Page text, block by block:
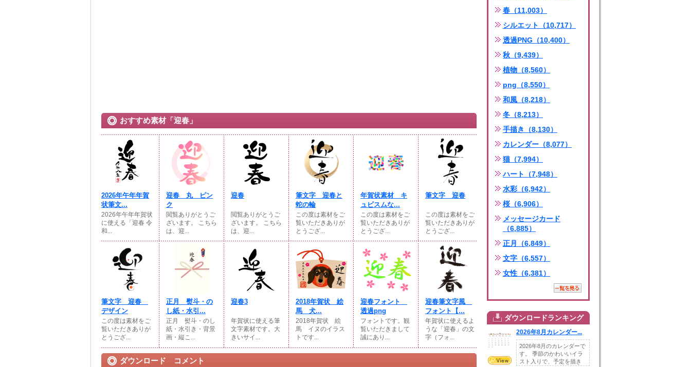
おすすめ素材「迎春」
2026年午年年賀
状筆文...
2026年午年年賀状
に使える「迎春 令
和...
迎春 丸 ピン
ク
閲覧ありがとうご
ざいます。 こちら
は、迎...
迎春
閲覧ありがとうご
ざいます。 こちら
は、迎...
筆文字 迎春と
蛇の輪
この度は素材をご
覧いただきありが
とうござ...
年賀状素材 キ
ュビスムな...
この度は素材をご
覧いただきありが
とうござ...
筆文字 迎春
この度は素材をご
覧いただきありが
とうござ...
筆文字 迎春
デザイン
この度は素材をご
覧いただきありが
とうござ...
正月 熨斗・の
し紙・水引...
正月 熨斗・のし
紙・水引き・背景
画・縦こ...
迎春3
年賀状に使える筆
文字素材です。大
きいサイ...
2018年賀状 絵
馬 犬...
2018年賀状 絵
馬 イヌのイラス
トです...
迎春フォント
透過png
フォントです。観
覧いただきまして
誠にあり...
迎春筆文字風
フォント【...
年賀状に使えるよ
うな「迎春」の文
字（フォ...
ダウンロード コメント
春（11,003）
シルエット（10,717）
透過PNG（10,400）
秋（9,439）
植物（8,560）
png（8,550）
和風（8,218）
冬（8,213）
手描き（8,130）
カレンダー（8,077）
猫（7,994）
ハート（7,948）
水彩（6,942）
桜（6,906）
メッセージカード
（6,885）
正月（6,849）
文字（6,557）
女性（6,381）
ダウンロードランキング
2026年8月カレンダー...
2026年8月のカレンダーで
す。 季節のかわいいイラ
スト入りで、予定を描き